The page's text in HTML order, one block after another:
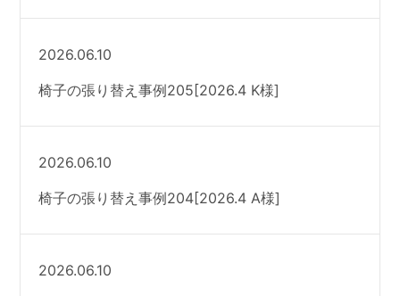
2026.06.10
椅子の張り替え事例205[2026.4 K様]
2026.06.10
椅子の張り替え事例204[2026.4 A様]
2026.06.10